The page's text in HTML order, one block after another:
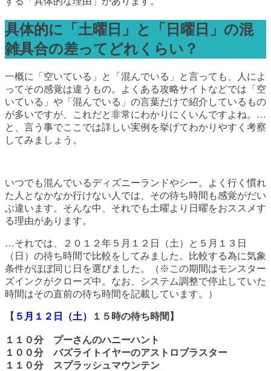
具体的に「土曜日」と「日曜日」の混
雑具合の差ってどれくらい？
一概に「空いている」と「混んでいる」と言っても、人によ
ってその感覚は違うもの。よくある攻略サイトなどでは「空
いている」や「混んでいる」の言葉だけで紹介しているもの
が多いですが、これだと非常にわかりにくいんですよね。…
と、言う事でここでは詳しい実例を挙げてわかりやすく考察
してみましょう。
いつでも混んでいるディズニーランドやシー。よく行く慣れ
た人となかなか行けない人では、その待ち時間も感覚がだい
ぶ違います。そんな中、それでも土曜より日曜をおススメす
る理由があります。
…それでは、２０１２年５月１２日（土）と５月１３日
（日）の待ち時間で比較をしてみました。比較する為に気象
条件がほぼ同じ日を選びました。（※この期間はモンスター
ズインクがクローズ中。なお、システム調整で停止していた
時間はその直前の待ち時間を記載しています。）
【 ５月１２日（土） １５時の待ち時間】
１１０分 プーさんのハニーハント
１００分 バズライトイヤーのアストロブラスター
１１０分 スプラッシュマウンテン